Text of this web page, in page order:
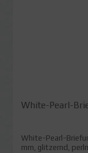
White-Pearl-
White-Pearl-
mm, glitzernd,